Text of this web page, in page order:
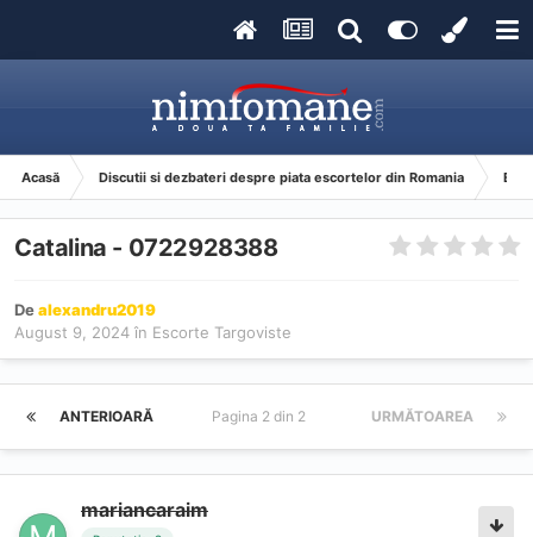
Acasă Discutii si dezbateri despre piata escortelor din Romania
Catalina - 0722928388
Dealexandru2019
August 9, 2024 în Escorte Targoviste
ANTERIOARĂ URMĂTOAREA
Pagina 2 din 2
mariancaraim